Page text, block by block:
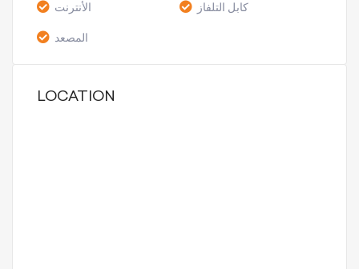
الأنترنت كابل التلفاز
المصعد
LOCATION